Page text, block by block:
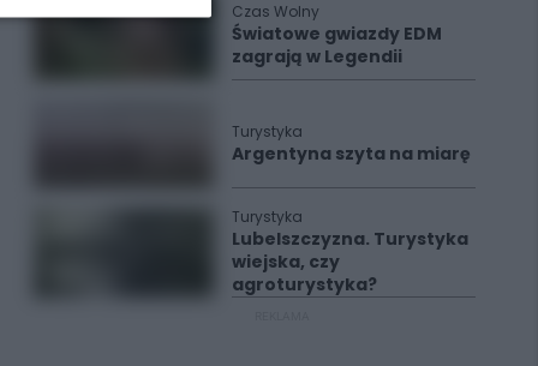
Czas Wolny
Światowe gwiazdy EDM
zagrają w Legendii
Turystyka
Argentyna szyta na miarę
Turystyka
Lubelszczyzna. Turystyka
wiejska, czy
agroturystyka?